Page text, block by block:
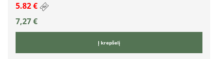
5.82 €
7,27€
Į krepšelį